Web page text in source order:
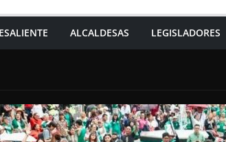
reafirma compromiso consustancial
215 toneladas de fertilizante a 1 434
ALCALDESAS LEGISLADORES